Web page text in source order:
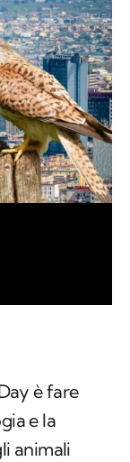
è fare
e la
animali